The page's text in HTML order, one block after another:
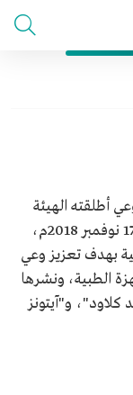
أطلقته الهيئة
العامة للغذاء والدواء في 9 ربيع الأول 1440هـ/17 نوفمبر 2018م،
بهدف تعزيز وعي
الطبية، ونشرها
و"آيتونز